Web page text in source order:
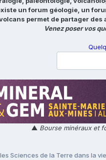
un forum géologie, un
permet de partager
Venez poser vos
▲ Bourse minéraux et
Sciences de la Terre dans la